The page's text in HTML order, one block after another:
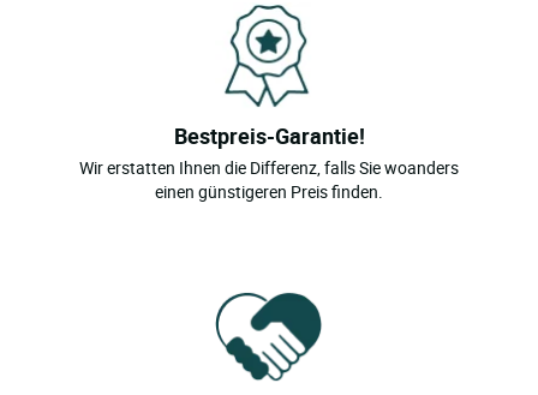
Bestpreis-Garantie!
Wir erstatten Ihnen die Differenz, falls Sie woanders
einen günstigeren Preis finden.